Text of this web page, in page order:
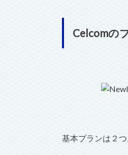
Celcomの
基本プランは２つ